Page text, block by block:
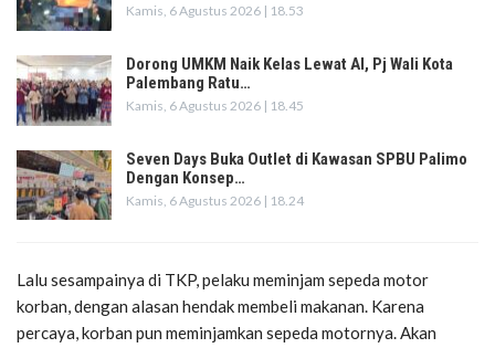
Kamis, 6 Agustus 2026 | 18.53
Dorong UMKM Naik Kelas Lewat AI, Pj Wali Kota
Palembang Ratu…
Kamis, 6 Agustus 2026 | 18.45
Seven Days Buka Outlet di Kawasan SPBU Palimo
Dengan Konsep…
Kamis, 6 Agustus 2026 | 18.24
Lalu sesampainya di TKP, pelaku meminjam sepeda motor
korban, dengan alasan hendak membeli makanan. Karena
percaya, korban pun meminjamkan sepeda motornya. Akan